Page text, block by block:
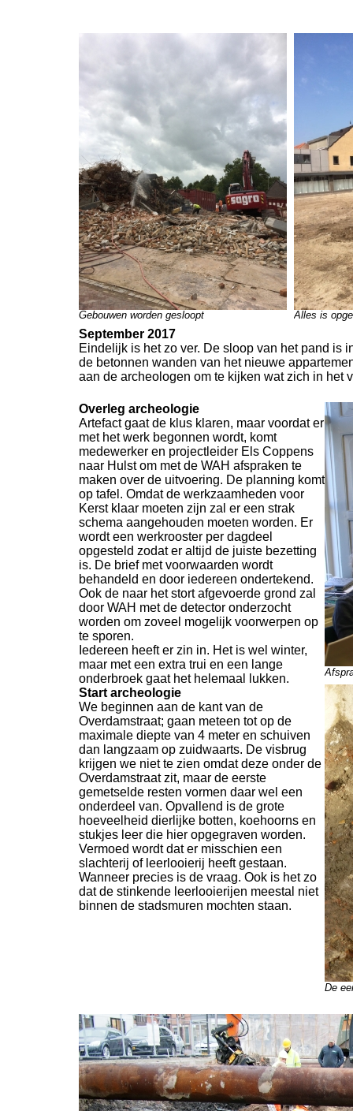
September 2017
Eindelijk is het zo ver. De sloop van het pand is
de betonnen wanden van het nieuwe
aan de archeologen om te kijken wat zich in het
Overleg archeologie
Artefact gaat de klus klaren, maar voordat er
met het werk begonnen wordt, komt
medewerker en projectleider Els Coppens
naar Hulst om met de WAH afspraken te
maken over de uitvoering. De planning komt
op tafel. Omdat de werkzaamheden voor
Kerst klaar moeten zijn zal er een strak
schema aangehouden moeten worden. Er
wordt een werkrooster per dagdeel
opgesteld zodat er altijd de juiste bezetting
is. De brief met voorwaarden wordt
behandeld en door iedereen ondertekend.
Ook de naar het stort afgevoerde grond zal
door WAH met de detector onderzocht
worden om zoveel mogelijk voorwerpen op
te sporen.
Iedereen heeft er zin in. Het is wel winter,
maar met een extra trui en een lange
onderbroek gaat het helemaal lukken.
Start archeologie
We beginnen aan de kant van de
Overdamstraat; gaan meteen tot op de
maximale diepte van 4 meter en schuiven
dan langzaam op zuidwaarts. De visbrug
krijgen we niet te zien omdat deze onder de
Overdamstraat zit, maar de eerste
gemetselde resten vormen daar wel een
onderdeel van. Opvallend is de grote
hoeveelheid dierlijke botten, koehoorns en
stukjes leer die hier opgegraven worden.
Vermoed wordt dat er misschien een
slachterij of leerlooierij heeft gestaan.
Wanneer precies is de vraag. Ook is het zo
dat de stinkende leerlooierijen meestal niet
binnen de stadsmuren mochten staan.
Gebouwen worden gesloopt Alles is
De